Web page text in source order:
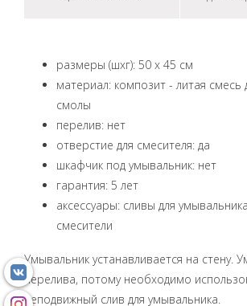
размеры (шxг): 50 x 45 см
материал: композит - литая смесь
смолы
перелив: нет
отверстие для смесителя: да
шкафчик под умывальник: нет
гарантия: 5 лет
аксессуары: сливы для
смесители
Умывальник устанавливается на стену.
перелива, потому необходимо
неподвижный слив для умывальника.